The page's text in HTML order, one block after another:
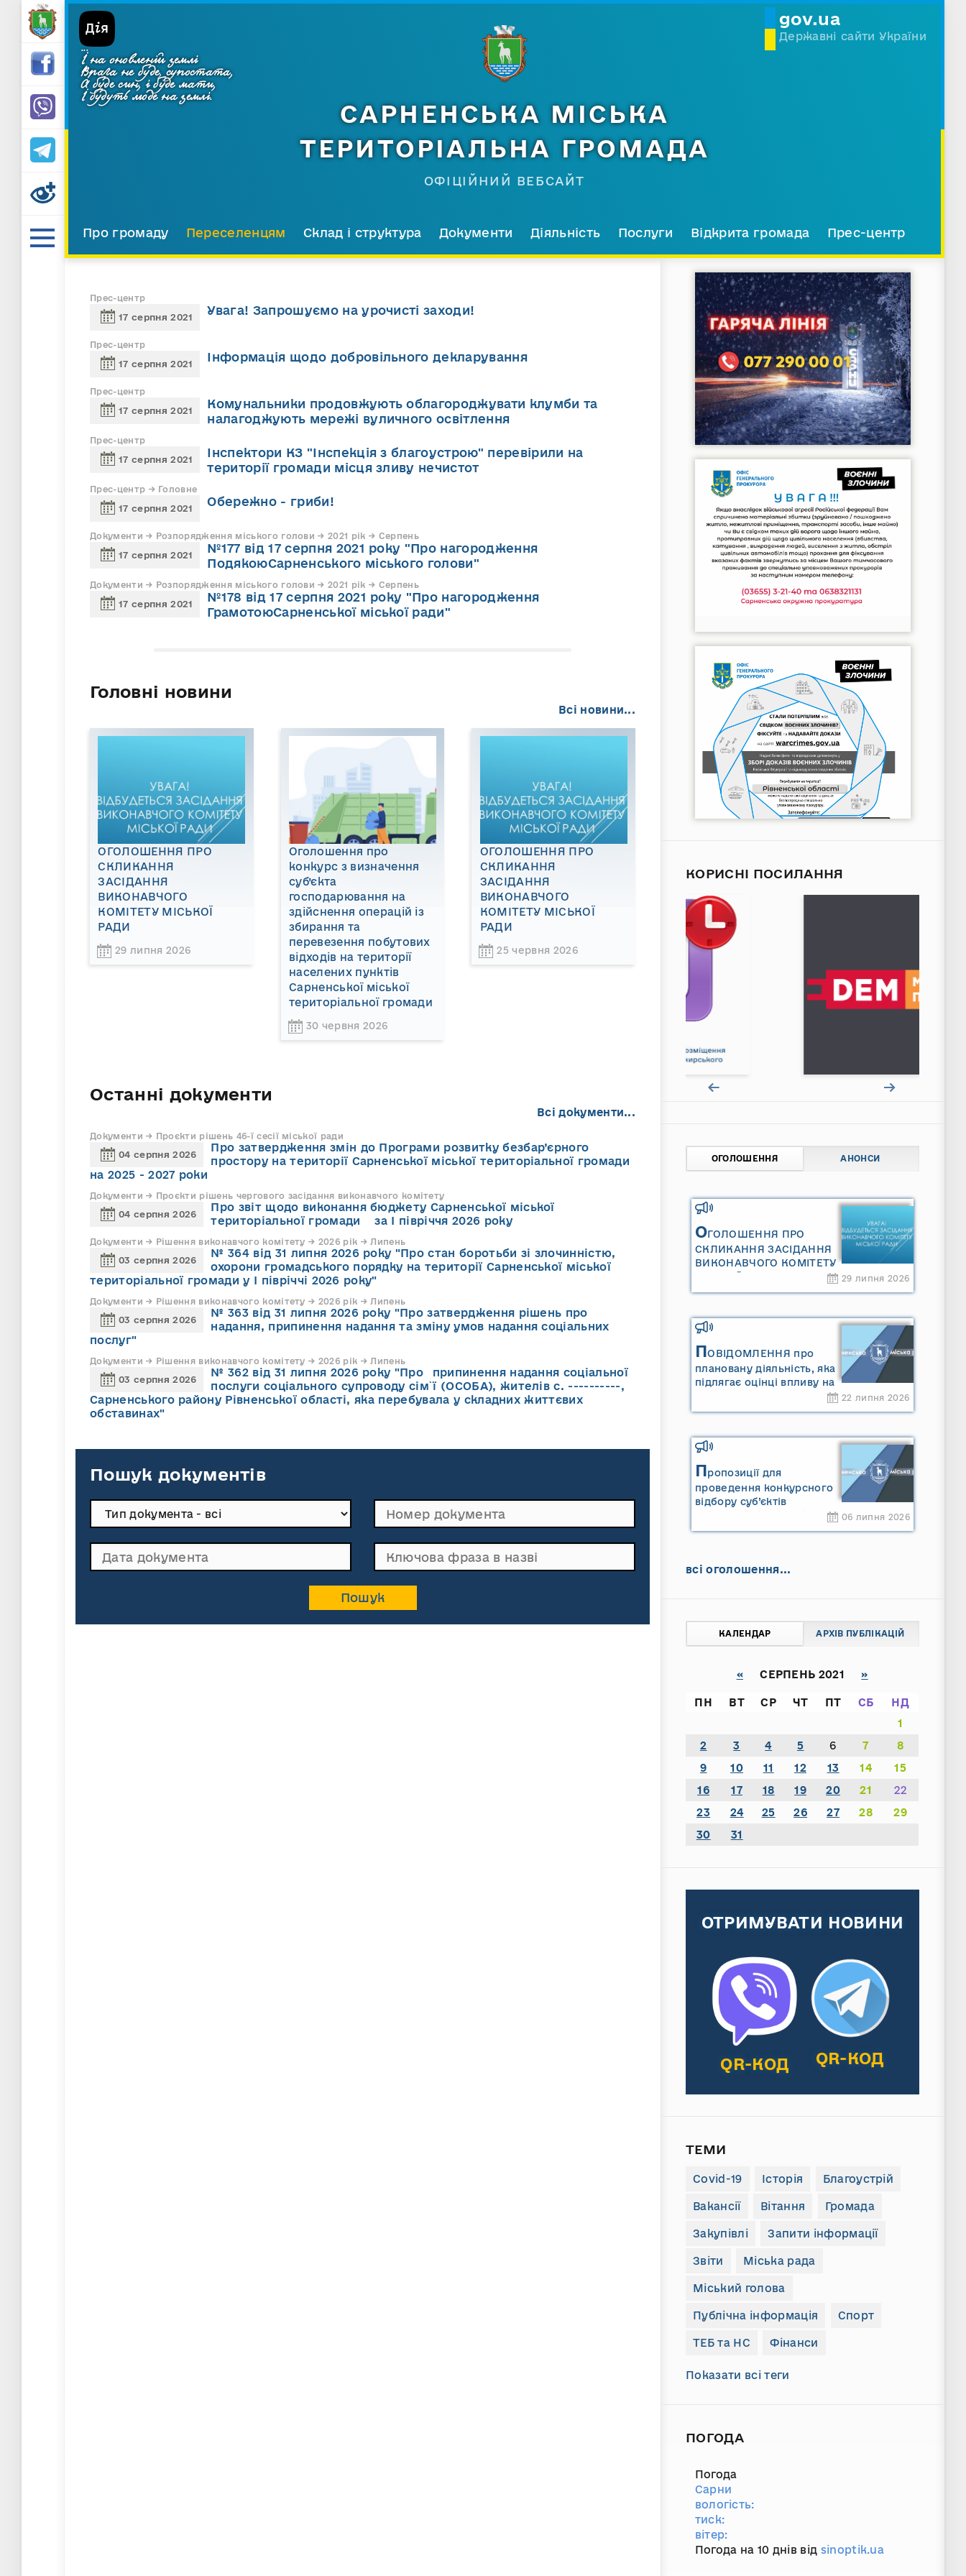
gov.ua
Державні сайти України
...
І на оновленій землі
Врага не буде, супостата,
А буде син, і буде мати,
І будуть люде на землі.
САРНЕНСЬКА МІСЬКА
ТЕРИТОРІАЛЬНА ГРОМАДА
ОФІЦІЙНИЙ ВЕБСАЙТ
Про громаду Переселенцям Склад і структура Документи Діяльність Послуги Відкрита громада Прес-центр
Прес-центр
17 серпня 2021 Увага! Запрошуємо на урочисті заходи!
Прес-центр
17 серпня 2021 Інформація щодо добровільного декларування
Прес-центр
17 серпня 2021
Комунальники продовжують облагороджувати клумби та
налагоджують мережі вуличного освітлення
Прес-центр
17 серпня 2021
Інспектори КЗ "Інспекція з благоустрою" перевірили на
території громади місця зливу нечистот
Прес-центр → Головне
17 серпня 2021 Обережно - гриби!
Документи → Розпорядження міського голови → 2021 рік → Серпень
17 серпня 2021
№177 від 17 серпня 2021 року "Про нагородження
ПодякоюСарненського міського голови"
Документи → Розпорядження міського голови → 2021 рік → Серпень
17 серпня 2021
№178 від 17 серпня 2021 року "Про нагородження
ГрамотоюСарненської міської ради"
Головні новини
Всі новини...
ОГОЛОШЕННЯ ПРО
СКЛИКАННЯ
ЗАСІДАННЯ
ВИКОНАВЧОГО
КОМІТЕТУ МІСЬКОЇ
РАДИ
29 липня 2026
Оголошення про
конкурс з визначення
суб’єкта
господарювання на
здійснення операцій із
збирання та
перевезення побутових
відходів на території
населених пунктів
Сарненської міської
територіальної громади
30 червня 2026
ОГОЛОШЕННЯ ПРО
СКЛИКАННЯ
ЗАСІДАННЯ
ВИКОНАВЧОГО
КОМІТЕТУ МІСЬКОЇ
РАДИ
25 червня 2026
Останні документи
Всі документи...
Документи → Проєкти рішень 46-ї сесії міської ради
04 серпня 2026
Про затвердження змін до Програми розвитку безбар’єрного
простору на території Сарненської міської територіальної громади
на 2025 - 2027 роки
Документи → Проєкти рішень чергового засідання виконавчого комітету
04 серпня 2026
Про звіт щодо виконання бюджету Сарненської міської
територіальної громади за І півріччя 2026 року
Документи → Рішення виконавчого комітету → 2026 рік → Липень
03 серпня 2026
№ 364 від 31 липня 2026 року "Про стан боротьби зі злочинністю,
охорони громадського порядку на території Сарненської міської
територіальної громади у І півріччі 2026 року"
Документи → Рішення виконавчого комітету → 2026 рік → Липень
03 серпня 2026
№ 363 від 31 липня 2026 року "Про затвердження рішень про
надання, припинення надання та зміну умов надання соціальних
послуг"
Документи → Рішення виконавчого комітету → 2026 рік → Липень
03 серпня 2026
№ 362 від 31 липня 2026 року "Про припинення надання соціальної
послуги соціального супроводу cім`ї (ОСОБА), жителів с. ----------,
Сарненського району Рівненської області, яка перебувала у складних життєвих
обставинах"
Пошук документів
КОРИСНІ ПОСИЛАННЯ
ОГОЛОШЕННЯ АНОНСИ
ОГОЛОШЕННЯ ПРО
СКЛИКАННЯ ЗАСІДАННЯ
ВИКОНАВЧОГО КОМІТЕТУ
МІСЬКОЇ РАДИ
29 липня 2026
ПОВІДОМЛЕННЯ про
плановану діяльність, яка
підлягає оцінці впливу на
довкілля ТОВАРИСТВО З
ОБМЕЖЕНОЮ
"САРНИ ОІЛ"
22 липня 2026
Пропозиції для
проведення конкурсного
відбору суб’єктів
06 липня 2026
всі оголошення...
КАЛЕНДАР АРХІВ ПУБЛІКАЦІЙ
«СЕРПЕНЬ 2021 »
ПН ВТ СР ЧТ ПТ СБ
НД
1
2
3 4 5 6 7
8
9
10 11 12 13 14
15
16
17 18 19 20 21
22
23
24 25 26 27 28
29
30
31
ОТРИМУВАТИ НОВИНИ
QR-КОД QR-КОД
ТЕМИ
Covid-19 Історія Благоустрій
Вакансії Вітання Громада
Закупівлі Запити інформації
Звіти Міська рада
Міський голова
Публічна інформація Спорт
ТЕБ та НС Фінанси
Показати всі теги
ПОГОДА
Погода
Сарни
вологість:
тиск:
вітер:
Погода на 10 днів від sinoptik.ua